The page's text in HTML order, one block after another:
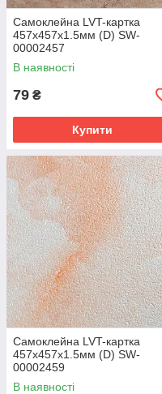
Самоклейна LVT-картка
457х457х1.5мм (D) SW-
00002457
В наявності
79 ₴
Купити
Самоклейна LVT-картка
457х457х1.5мм (D) SW-
00002459
В наявності